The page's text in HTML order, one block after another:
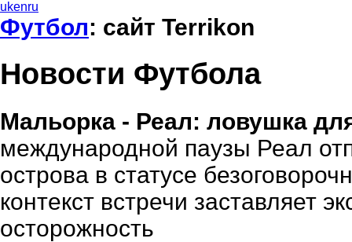
ukenru
Футбол: сайт Terrikon
Новости Футбола
Мальорка - Реал: ловушка
международной паузы Реал
острова в статусе
контекст встречи заставляет
осторожность